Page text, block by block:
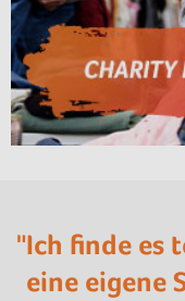
"Ich finde es
eine eigene